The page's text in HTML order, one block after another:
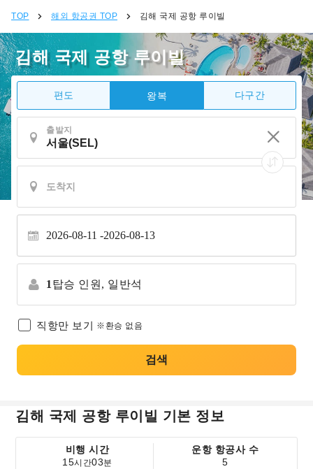
TOP 해외 항공권 TOP 김해 국제 공항 루이빌
김해 국제 공항 루이빌
편도 왕복 다구간
출발지
2026-08-11 2026-08-13
1 탑승 인원, 일반석
직항만 보기 ※환승 없음
검색
김해 국제 공항 루이빌 기본 정보
비행 시간
15시간03분
운항 항공사 수
5